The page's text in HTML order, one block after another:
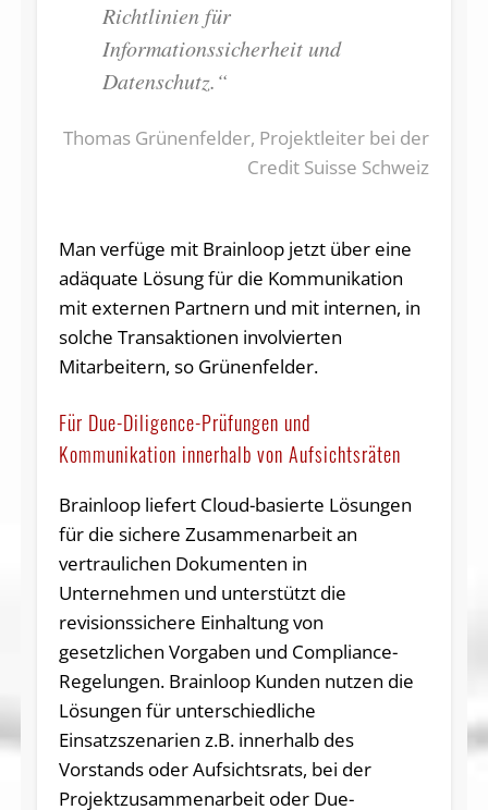
Richtlinien für
Informationssicherheit und
Datenschutz.“
Thomas Grünenfelder, Projektleiter bei der
Credit Suisse Schweiz
Man verfüge mit Brainloop jetzt über eine
adäquate Lösung für die Kommunikation
mit externen Partnern und mit internen, in
solche Transaktionen involvierten
Mitarbeitern, so Grünenfelder.
Für Due-Diligence-Prüfungen und
Kommunikation innerhalb von Aufsichtsräten
Brainloop liefert Cloud-basierte Lösungen
für die sichere Zusammenarbeit an
vertraulichen Dokumenten in
Unternehmen und unterstützt die
revisionssichere Einhaltung von
gesetzlichen Vorgaben und Compliance-
Regelungen. Brainloop Kunden nutzen die
Lösungen für unterschiedliche
Einsatzszenarien z.B. innerhalb des
Vorstands oder Aufsichtsrats, bei der
Projektzusammenarbeit oder Due-